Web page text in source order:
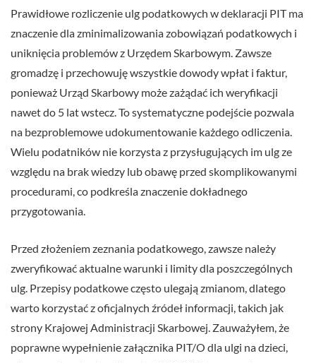
Prawidłowe rozliczenie ulg podatkowych w deklaracji PIT ma
znaczenie dla zminimalizowania zobowiązań podatkowych i
uniknięcia problemów z Urzędem Skarbowym. Zawsze
gromadzę i przechowuję wszystkie dowody wpłat i faktur,
ponieważ Urząd Skarbowy może zażądać ich weryfikacji
nawet do 5 lat wstecz. To systematyczne podejście pozwala
na bezproblemowe udokumentowanie każdego odliczenia.
Wielu podatników nie korzysta z przysługujących im ulg ze
względu na brak wiedzy lub obawę przed skomplikowanymi
procedurami, co podkreśla znaczenie dokładnego
przygotowania.
Przed złożeniem zeznania podatkowego, zawsze należy
zweryfikować aktualne warunki i limity dla poszczególnych
ulg. Przepisy podatkowe często ulegają zmianom, dlatego
warto korzystać z oficjalnych źródeł informacji, takich jak
strony Krajowej Administracji Skarbowej. Zauważyłem, że
poprawne wypełnienie załącznika PIT/O dla ulgi na dzieci,